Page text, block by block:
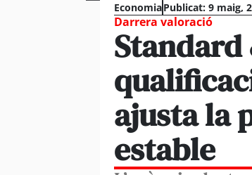
EconomiaPublicat: 9 maig,
Darrera valoració
Standard
ajusta la
estable